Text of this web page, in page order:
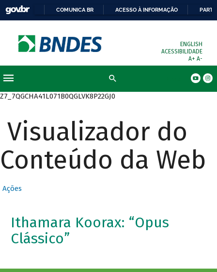
COMUNICA BR ACESSO À INFORMAÇÃO
ENGLISH
ACESSIBILIDADE
A+ A-
Z7_7QGCHA41L071B0QGLVK8P22GJ0
Visualizador do
Conteúdo da Web
Ações
Ithamara Koorax: “Opus
Clássico”